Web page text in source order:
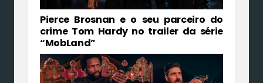
Pierce Brosnan e o seu parceiro do
crime Tom Hardy no trailer da série
“MobLand”